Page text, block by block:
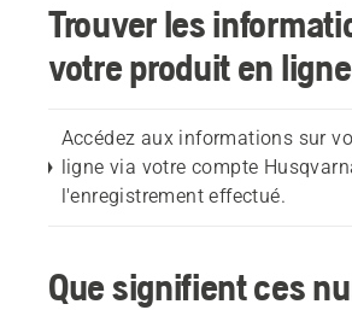
Trouver les
votre produit en ligne
Accédez aux informations sur
ligne via votre compte
l'enregistrement effectué.
Que signifient ces